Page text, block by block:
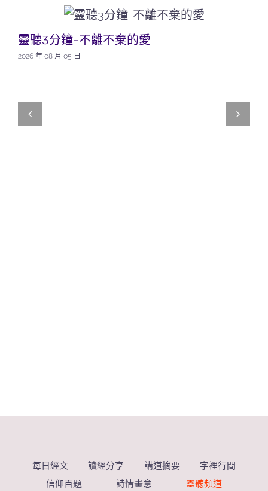
靈聽3分鐘-不離不棄的愛
2026 年 08 月 05 日
每日經文 讀經分享 講道摘要
字裡行間
信仰百題
詩情畫意 靈聽頻道